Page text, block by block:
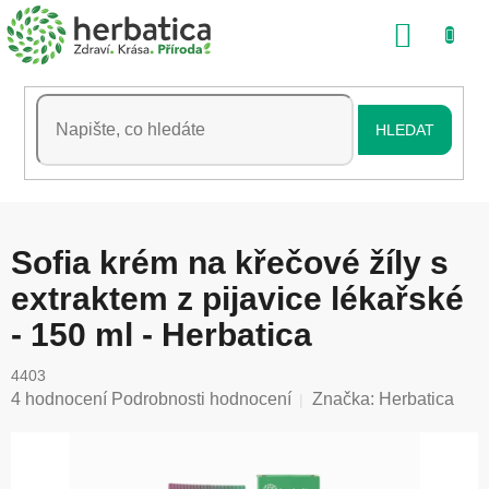
Přejít
na
obsah
HLEDAT
Sofia krém na křečové žíly s
extraktem z pijavice lékařské
- 150 ml - Herbatica
4403
Průměrné
4 hodnocení Podrobnosti hodnocení Značka: Herbatica